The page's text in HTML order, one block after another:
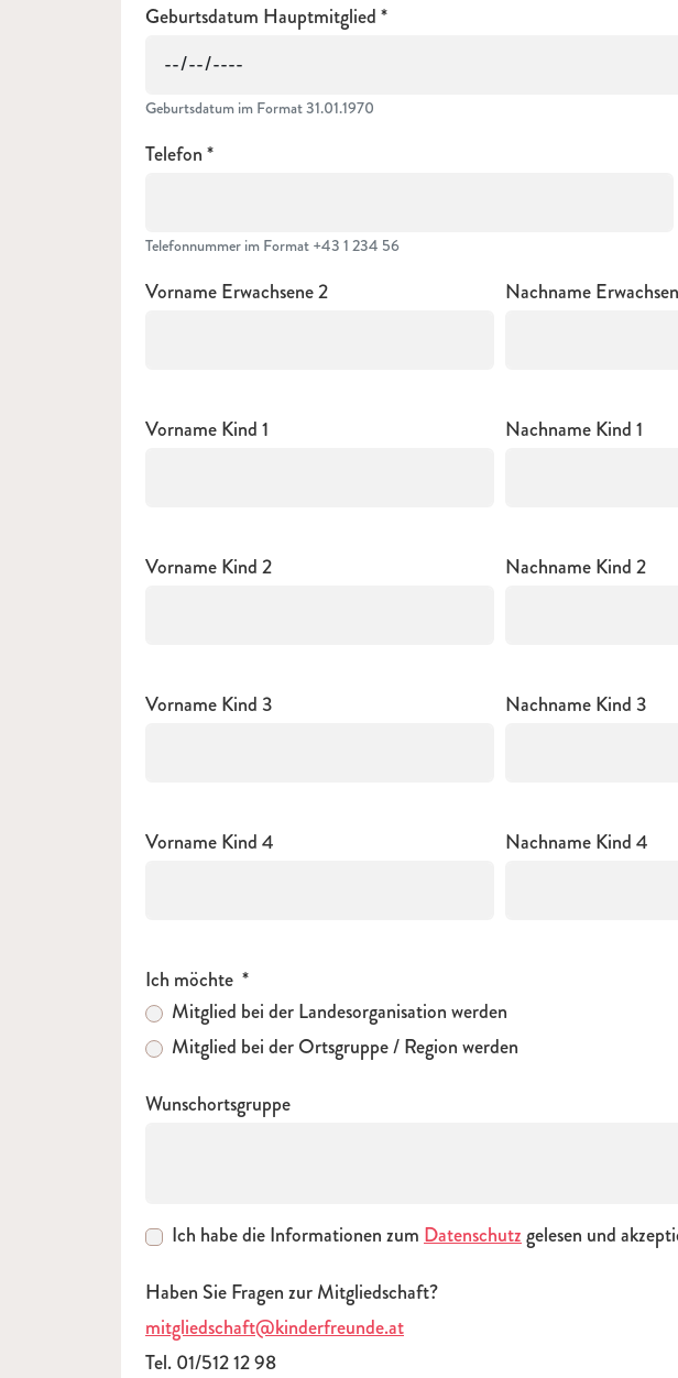
Geburtsdatum Hauptmitglied
Geburtsdatum im Format 31.01.1970
Telefon
Telefonnummer im Format +43 1 234 56
Vorname Erwachsene 2 Nachname
Vorname Kind 1 Nachname Kind 1
Vorname Kind 2 Nachname Kind 2
Vorname Kind 3 Nachname Kind 3
Vorname Kind 4 Nachname Kind 4
Ich möchte
Mitglied bei der Landesorganisation werden
Mitglied bei der Ortsgruppe / Region werden
Wunschortsgruppe
Ich habe die Informationen zum Datenschutzgelesen und
Haben Sie Fragen zur Mitgliedschaft?
mitgliedschaft@kinderfreunde.at
Tel. 01/512 12 98